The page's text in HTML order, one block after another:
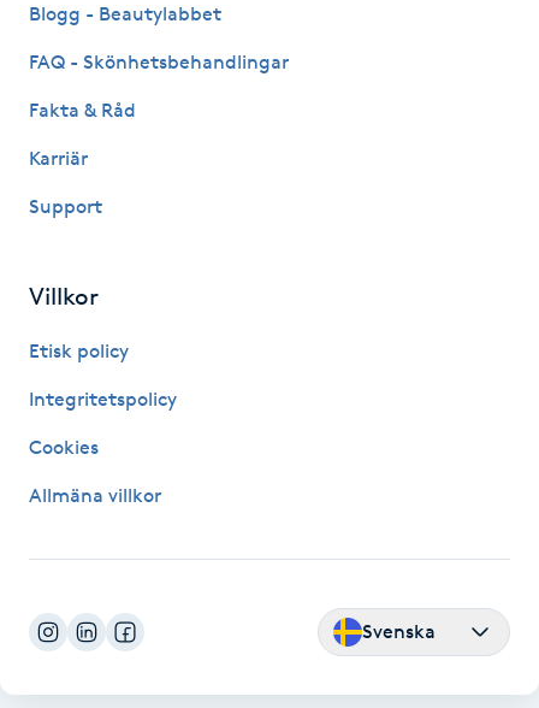
Lashlift Keratin
Liktornar
LPG
LPG-massage
Luggklippning
Lymfmassage
Läpptatuering
Blogg - Beautylabbet
FAQ - Skönhetsbehandlingar
Fakta & Råd
Karriär
Support
Villkor
Etisk policy
Integritetspolicy
Cookies
Allmäna villkor
Svenska